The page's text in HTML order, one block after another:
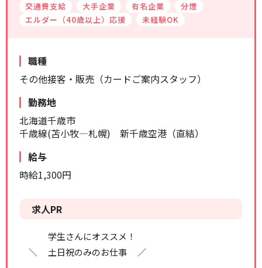
リセット 検索する
交通費支給
大手企業 有名企業
分煙
エルダー（40歳以上）応援
未経験OK
職種
その他接客・販売（カードご案内スタッフ）
勤務地
北海道千歳市
千歳線(苫小牧―札幌) 新千歳空港（直結）
給与
時給1,300円
求人PR
学生さんにオススメ！
＼ 土日祝のみのお仕事 ／